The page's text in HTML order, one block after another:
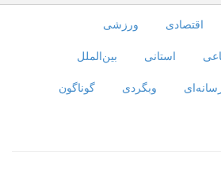
اقتصادی ورزشی
استانی بین‌الملل
وبگردی گوناگون